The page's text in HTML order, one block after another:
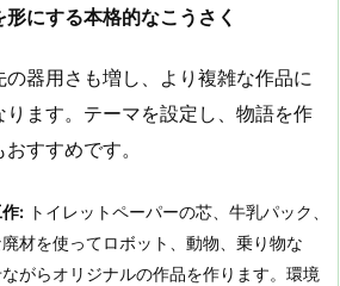
にする本格的なこうさく
器用さも増し、より複雑な作品に
ります。テーマを設定し、物語を作
すすめです。
: トイレットペーパーの芯、牛乳パック、
材を使ってロボット、動物、乗り物な
がらオリジナルの作品を作ります。環境